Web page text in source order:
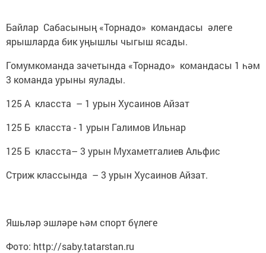
Байлар Сабасының «Торнадо» командасы әлеге
ярышларда бик уңышлы чыгыш ясады.
Гомумкоманда зачетында «Торнадо» командасы 1 һәм
3 команда урыны яулады.
125 А класста – 1 урын Хусаинов Айзат
125 Б класста - 1 урын Галимов Ильнар
125 Б класста– 3 урын Мухаметгалиев Альфис
Стриж классында – 3 урын Хусаинов Айзат.
Яшьләр эшләре һәм спорт бүлеге
Фото: http://saby.tatarstan.ru